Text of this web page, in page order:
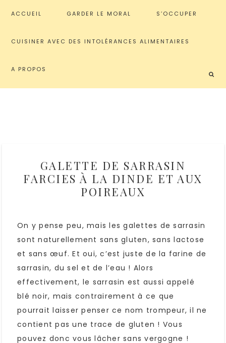
ACCUEIL GARDER LE MORAL S’OCCUPER
CUISINER AVEC DES INTOLÉRANCES ALIMENTAIRES
A PROPOS
GALETTE DE SARRASIN
FARCIES À LA DINDE ET AUX
POIREAUX
On y pense peu, mais les galettes de sarrasin
sont naturellement sans gluten, sans lactose
et sans œuf. Et oui, c’est juste de la farine de
sarrasin, du sel et de l’eau ! Alors
effectivement, le sarrasin est aussi appelé
blé noir, mais contrairement à ce que
pourrait laisser penser ce nom trompeur, il ne
contient pas une trace de gluten ! Vous
pouvez donc vous lâcher sans vergogne !